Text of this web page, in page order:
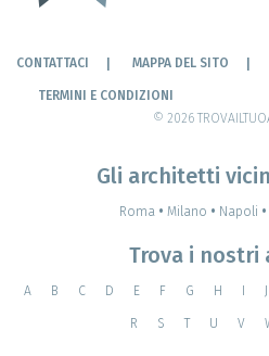
CONTATTACI MAPPA DEL SITO
TERMINI E CONDIZIONI
© 2026
Gli architetti
Roma • Milano • Napoli •
Trova i nostri
A B C D E F G H
R S T U V